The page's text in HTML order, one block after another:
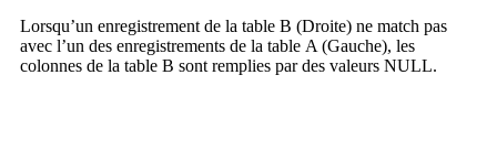
Lorsqu’un enregistrement de la table B (Droite) ne match pas
avec l’un des enregistrements de la table A (Gauche), les
colonnes de la table B sont remplies par des valeurs NULL.